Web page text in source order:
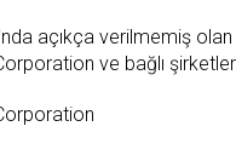
açıkça verilmemiş
ve bağlı